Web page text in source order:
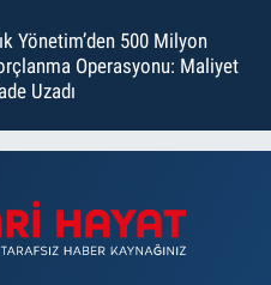
Yönetim’den 500 Milyon
Operasyonu: Maliyet
Uzadı